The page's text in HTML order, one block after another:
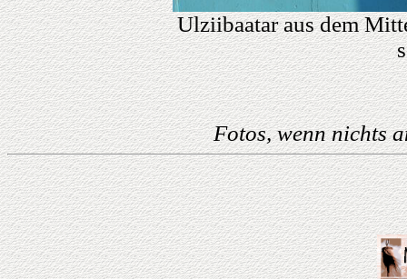
Ulziibaatar aus dem
Fotos, wenn nichts